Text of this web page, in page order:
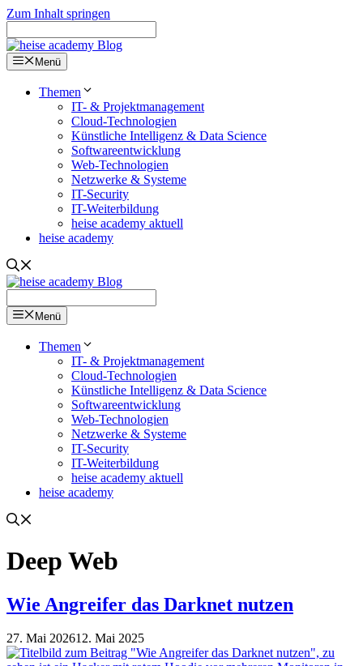
Zum Inhalt springen
Menü
Themen
IT- & Projektmanagement
Cloud-Technologien
Künstliche Intelligenz & Data Science
Softwareentwicklung
Web-Technologien
Netzwerke & Systeme
IT-Security
IT-Weiterbildung
heise academy aktuell
heise academy
Menü
Themen
IT- & Projektmanagement
Cloud-Technologien
Künstliche Intelligenz & Data Science
Softwareentwicklung
Web-Technologien
Netzwerke & Systeme
IT-Security
IT-Weiterbildung
heise academy aktuell
heise academy
Deep Web
Wie Angreifer das Darknet nutzen
27. Mai 202612. Mai 2025